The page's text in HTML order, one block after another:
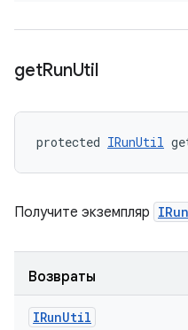
getRunUtil
protected IRunUtil
Получите экземпляр
Возвраты
IRunUtil